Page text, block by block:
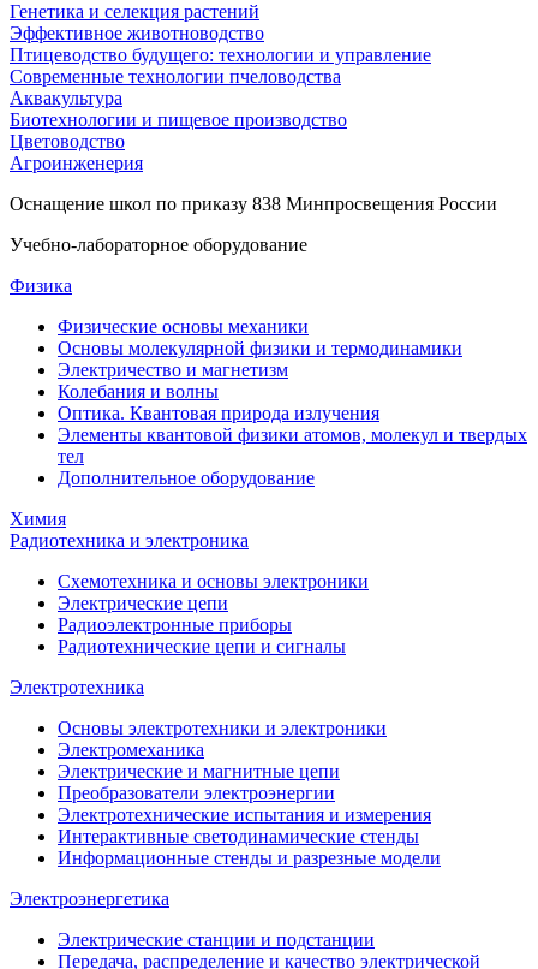
Генетика и селекция растений
Эффективное животноводство
Птицеводство будущего: технологии и управление
Современные технологии пчеловодства
Аквакультура
Биотехнологии и пищевое производство
Цветоводство
Агроинженерия
Оснащение школ по приказу 838 Минпросвещения России
Учебно-лабораторное оборудование
Физика
Физические основы механики
Основы молекулярной физики и термодинамики
Электричество и магнетизм
Колебания и волны
Оптика. Квантовая природа излучения
Элементы квантовой физики атомов, молекул и твердых
тел
Дополнительное оборудование
Химия
Радиотехника и электроника
Схемотехника и основы электроники
Электрические цепи
Радиоэлектронные приборы
Радиотехнические цепи и сигналы
Электротехника
Основы электротехники и электроники
Электромеханика
Электрические и магнитные цепи
Преобразователи электроэнергии
Электротехнические испытания и измерения
Интерактивные светодинамические стенды
Информационные стенды и разрезные модели
Электроэнергетика
Электрические станции и подстанции
Передача, распределение и качество электрической